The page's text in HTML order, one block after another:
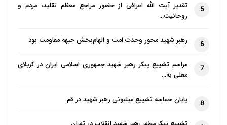
5
تقدیر آیت الله اعرافی از حضور مراجع معظم تقلید، مردم و
روحانیت…
6 رهبر شهید محور وحدت امت و الهام‌بخش جبهه مقاومت بود
7
مراسم تشییع پیکر رهبر شهید جمهوری اسلامی ایران در کربلای
معلی به…
8 پایان حماسه تشییع میلیونی رهبر شهید در قم